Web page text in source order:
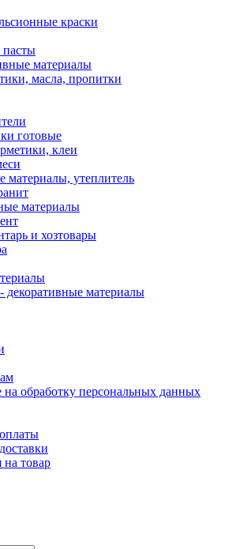
краски
пасты
материалы
масла, пропитки
готовые
клеи
материалы, утеплитель
материалы
и хозтовары
декоративные материалы
на обработку персональных данных
на товар